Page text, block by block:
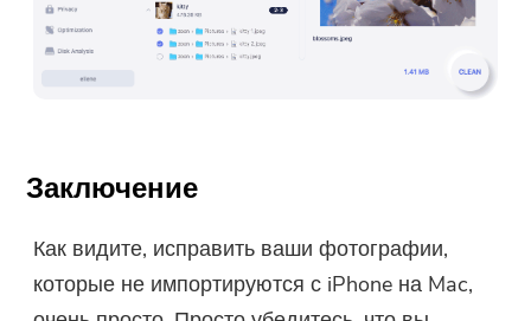
Заключение
Как видите, исправить ваши фотографии,
которые не импортируются с iPhone на Mac,